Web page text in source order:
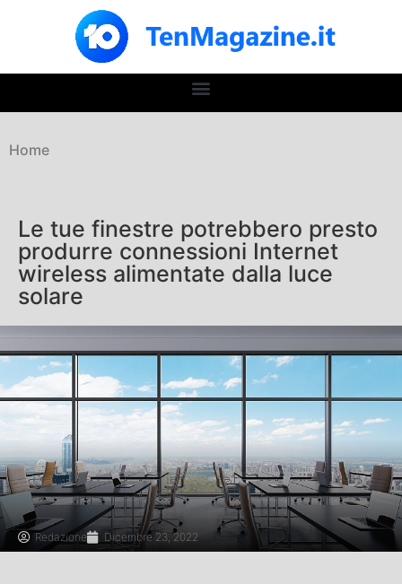
Home
Le tue finestre potrebbero presto
produrre connessioni Internet
wireless alimentate dalla luce
solare
Redazione Dicembre 23, 2022